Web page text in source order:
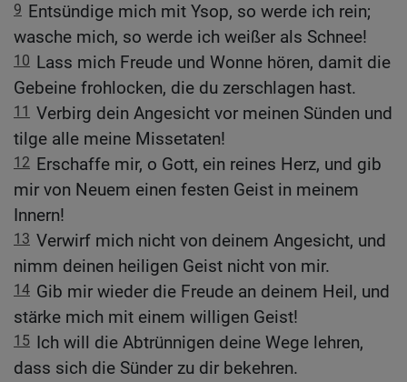
9 Entsündige mich mit Ysop, so werde ich rein;
wasche mich, so werde ich weißer als Schnee!
10 Lass mich Freude und Wonne hören, damit die
Gebeine frohlocken, die du zerschlagen hast.
11 Verbirg dein Angesicht vor meinen Sünden und
tilge alle meine Missetaten!
12 Erschaffe mir, o Gott, ein reines Herz, und gib
mir von Neuem einen festen Geist in meinem
Innern!
13 Verwirf mich nicht von deinem Angesicht, und
nimm deinen heiligen Geist nicht von mir.
14 Gib mir wieder die Freude an deinem Heil, und
stärke mich mit einem willigen Geist!
15 Ich will die Abtrünnigen deine Wege lehren,
dass sich die Sünder zu dir bekehren.